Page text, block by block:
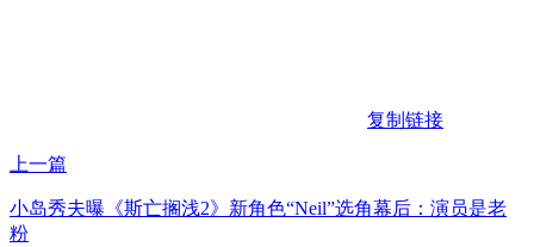
复制链接
上一篇
小岛秀夫曝《斯亡搁浅2》新角色“Neil”选角幕后：演员是老
粉